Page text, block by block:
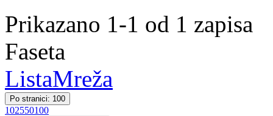
Prikazano 1-1 od 1 zapisa
Faseta
ListaMreža
Po stranici: 100
102550100